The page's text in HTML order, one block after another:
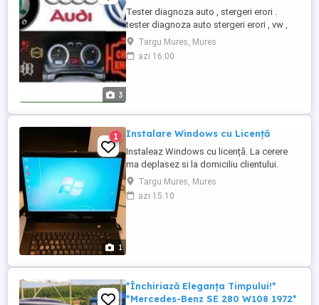
3
Tester diagnoza auto , stergeri erori .
tester diagnoza auto stergeri erori , vw ,
audi , skoda, opel, etc. regenerare filtru
particule,codare,adaptare. pret 40lei.
Targu Mures, Mures
azi 16:00
1
1 Instalare Windows cu Licență
Instaleaz Windows cu licență. La cerere
ma deplasez si la domiciliu clientului.
Targu Mures, Mures
azi 15:10
*Închiriază Eleganța Timpului!*
*Mercedes-Benz SE 280 W108 1972*